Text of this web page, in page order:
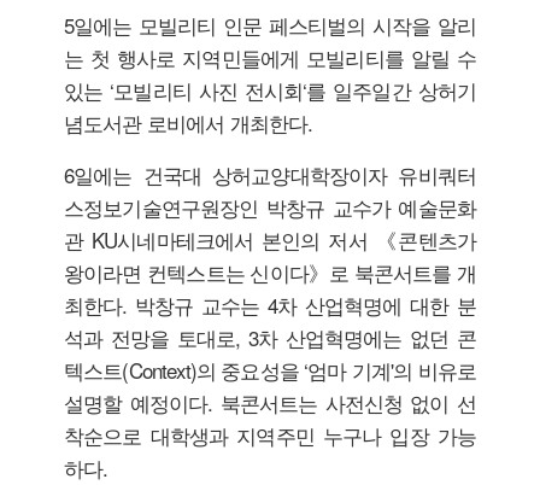
5일에는 모빌리티 인문 페스티벌의 시작을 알리
는 첫 행사로 지역민들에게 모빌리티를 알릴 수
있는 ‘모빌리티 사진 전시회‘를 일주일간 상허기
념도서관 로비에서 개최한다.
6일에는 건국대 상허교양대학장이자 유비쿼터
스정보기술연구원장인 박창규 교수가 예술문화
관 KU시네마테크에서 본인의 저서 《콘텐츠가
왕이라면 컨텍스트는 신이다》로 북콘서트를 개
최한다. 박창규 교수는 4차 산업혁명에 대한 분
석과 전망을 토대로, 3차 산업혁명에는 없던 콘
텍스트(Context)의 중요성을 ‘엄마 기계'의 비유로
설명할 예정이다. 북콘서트는 사전신청 없이 선
착순으로 대학생과 지역주민 누구나 입장 가능
하다.